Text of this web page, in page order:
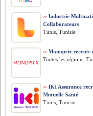
›› Industrie
Collaborateurs
Tunis, Tunisie
›› Monoprix recrute
Toutes les régions,
›› IKI Assurance
Mutuelle Santé
Tunis, Tunisie